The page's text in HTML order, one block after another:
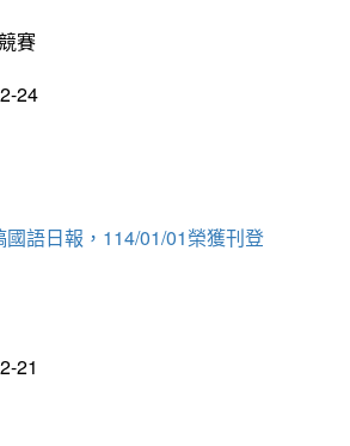
賽
24
語日報，114/01/01榮獲刊登
21